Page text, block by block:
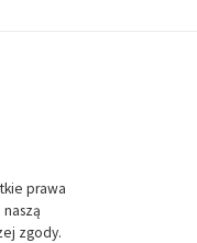
prawa
zgody.